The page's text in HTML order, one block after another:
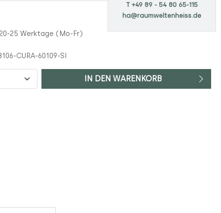
25 Werktage (Mo-Fr)
CURA-60109-SI
IN DEN WARENKORB
T +49 89 - 54 80 65-115
ha@raumweltenheiss.de